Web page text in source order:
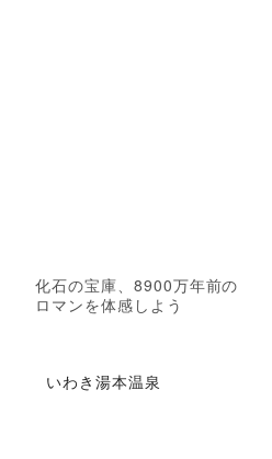
化石の宝庫、8900万年前の
ロマンを体感しよう
いわき湯本温泉